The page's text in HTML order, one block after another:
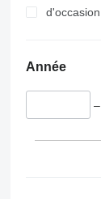
d'occasion
Année
–